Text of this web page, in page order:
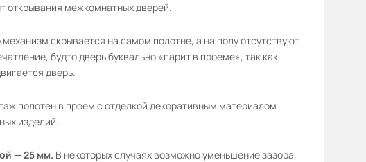
открывания межкомнатных дверей.
скрывается на самом полотне, а на полу отсутствуют
будто дверь буквально «парит в проеме», так как
дверь.
полотен в проем с отделкой декоративным материалом
изделий.
— 25 мм. В некоторых случаях возможно уменьшение зазора,